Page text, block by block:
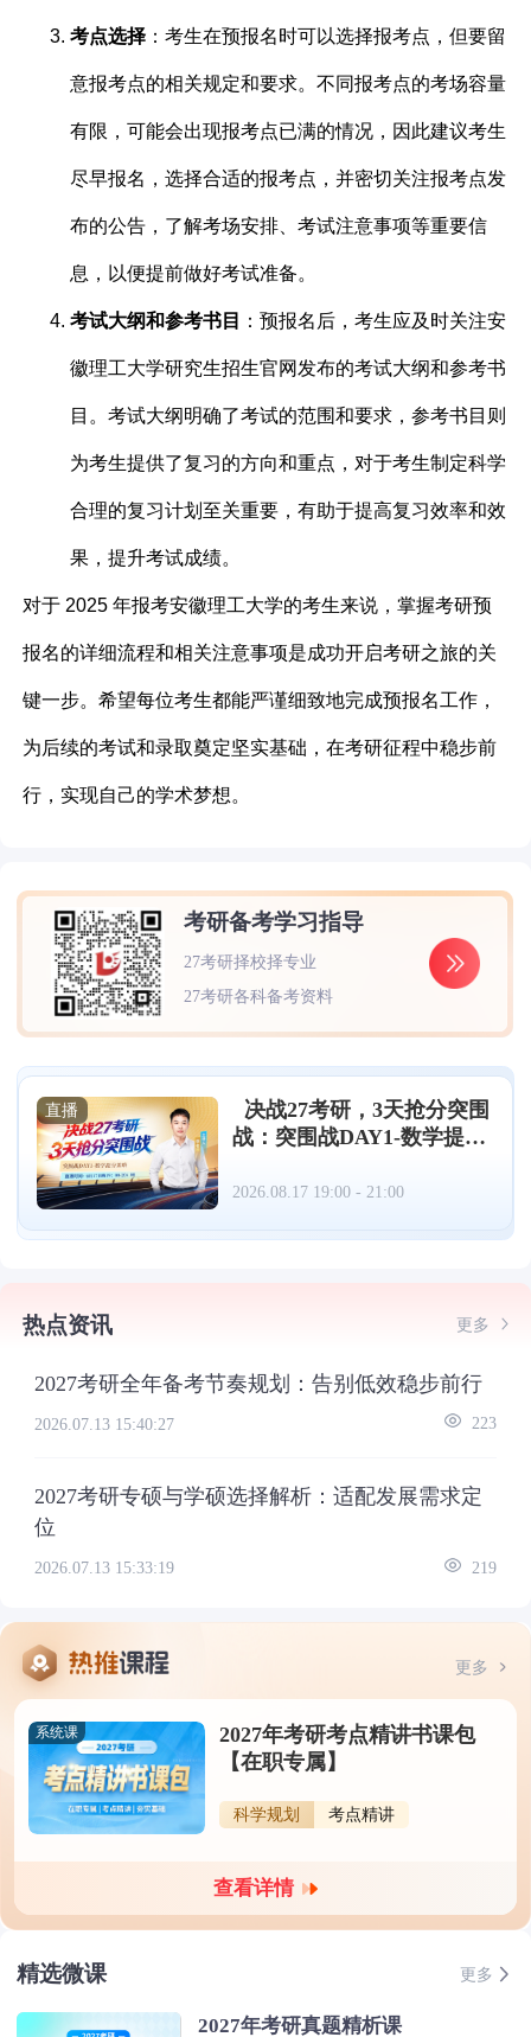
考点选择 ：考生在预报名时可以选择报考点，但要留
意报考点的相关规定和要求。不同报考点的考场容量
有限，可能会出现报考点已满的情况，因此建议考生
尽早报名，选择合适的报考点，并密切关注报考点发
布的公告，了解考场安排、考试注意事项等重要信
息，以便提前做好考试准备。
考试大纲和参考书目 ：预报名后，考生应及时关注安
徽理工大学研究生招生官网发布的考试大纲和参考书
目。考试大纲明确了考试的范围和要求，参考书目则
为考生提供了复习的方向和重点，对于考生制定科学
合理的复习计划至关重要，有助于提高复习效率和效
果，提升考试成绩。
对于 2025 年报考安徽理工大学的考生来说，掌握考研预
报名的详细流程和相关注意事项是成功开启考研之旅的关
键一步。希望每位考生都能严谨细致地完成预报名工作，
为后续的考试和录取奠定坚实基础，在考研征程中稳步前
行，实现自己的学术梦想。
考研备考学习指导
27考研择校择专业
27考研各科备考资料
直播
决战27考研，3天抢分突围
战：突围战DAY1-数学提分
2026.08.17 19:00 - 21:00
热点资讯 更多
2027考研全年备考节奏规划：告别低效稳步前行
2026.07.13 15:40:27 223
2027考研专硕与学硕选择解析：适配发展需求定
位
2026.07.13 15:33:19 219
更多
系统课
2027年考研考点精讲书课包
【在职专属】
科学规划 考点精讲
查看详情
精选微课 更多
2027年考研真题精析课